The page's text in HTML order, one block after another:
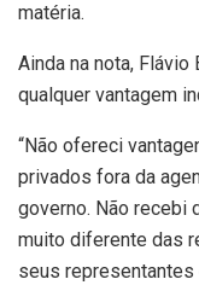
matéria.
Ainda na nota,
qualquer vantagem
“Não ofereci
privados fora da
governo. Não recebi
muito diferente das
seus representantes